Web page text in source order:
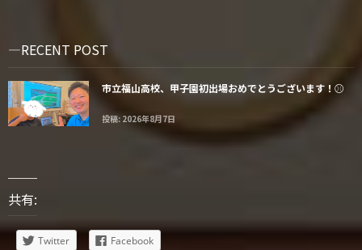
RECENT POST
市立福山高校、甲子園初出場おめでとうございます！⚾️
投稿: 2026年8月7日
共有:
Twitter Facebook